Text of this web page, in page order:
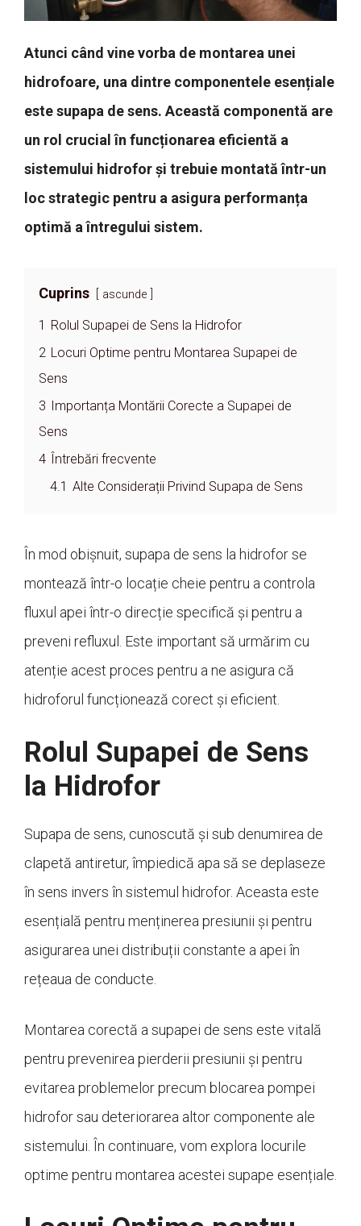
Atunci când vine vorba de montarea unei
hidrofoare, una dintre componentele esențiale
este supapa de sens. Această componentă are
un rol crucial în funcționarea eficientă a
sistemului hidrofor și trebuie montată într-un
loc strategic pentru a asigura performanța
optimă a întregului sistem.
Cuprins ascunde
1 Rolul Supapei de Sens la Hidrofor
2 Locuri Optime pentru Montarea Supapei de
Sens
3 Importanța Montării Corecte a Supapei de
Sens
4 Întrebări frecvente
4.1 Alte Considerații Privind Supapa de Sens
În mod obișnuit, supapa de sens la hidrofor se
montează într-o locație cheie pentru a controla
fluxul apei într-o direcție specifică și pentru a
preveni refluxul. Este important să urmărim cu
atenție acest proces pentru a ne asigura că
hidroforul funcționează corect și eficient.
Rolul Supapei de Sens
la Hidrofor
Supapa de sens, cunoscută și sub denumirea de
clapetă antiretur, împiedică apa să se deplaseze
în sens invers în sistemul hidrofor. Aceasta este
esențială pentru menținerea presiunii și pentru
asigurarea unei distribuții constante a apei în
rețeaua de conducte.
Montarea corectă a supapei de sens este vitală
pentru prevenirea pierderii presiunii și pentru
evitarea problemelor precum blocarea pompei
hidrofor sau deteriorarea altor componente ale
sistemului. În continuare, vom explora locurile
optime pentru montarea acestei supape esențiale.